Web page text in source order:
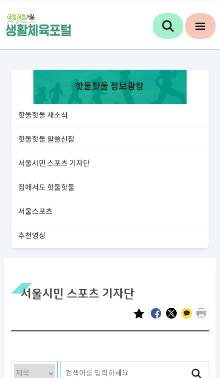
핫둘핫둘 정보광장
핫둘핫둘 새소식
핫둘핫둘 알쓸신잡
서울시민 스포츠 기자단
집에서도 핫둘핫둘
서울스포츠
추천영상
서울시민 스포츠 기자단